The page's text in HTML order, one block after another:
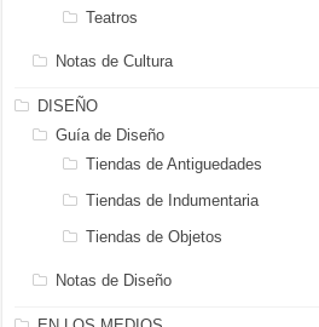
Teatros
Notas de Cultura
DISEÑO
Guía de Diseño
Tiendas de Antiguedades
Tiendas de Indumentaria
Tiendas de Objetos
Notas de Diseño